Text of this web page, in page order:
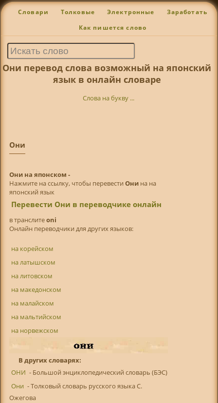
Словари Толковые Электронные Заработать
Как пишется слово
Они перевод слова возможный на японский
язык в онлайн словаре
Слова на букву ...
Они
Они на японском -
Нажмите на ссылку, чтобы перевести Онина на
японский язык
Перевести Они в переводчике онлайн
в транслитeoni
Онлайн переводчики для других языков:
на корейском
на латышском
на литовском
на македонском
на малайском
на мальтийском
на норвежском
В других словарях:
ОНИ - Большой энциклопедический словарь (БЭС)
Они - Толковый словарь русского языка С.
Ожегова